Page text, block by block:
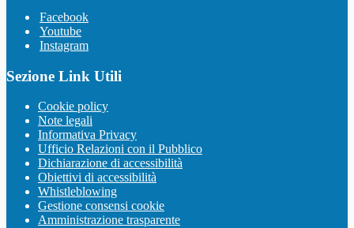
Facebook
Youtube
Instagram
Sezione Link Utili
Cookie policy
Note legali
Informativa Privacy
Ufficio Relazioni con il Pubblico
Dichiarazione di accessibilità
Obiettivi di accessibilità
Whistleblowing
Gestione consensi cookie
Amministrazione trasparente